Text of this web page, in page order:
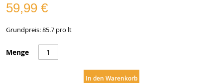
59,99 €
Grundpreis: 85.7 pro lt
Menge
In den Warenkorb